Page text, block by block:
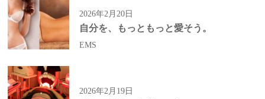
2026年2月20日
自分を、もっともっと愛そう。
EMS
2026年2月19日